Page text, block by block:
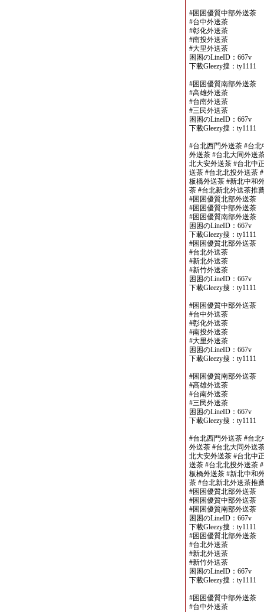
#困困優質中部外送茶
#台中外送茶
#彰化外送茶
#南投外送茶
#大里外送茶
困困のLineID：667v
下載Gleezy搜：ty1111
#困困優質南部外送茶
#高雄外送茶
#台南外送茶
#三民外送茶
困困のLineID：667v
下載Gleezy搜：ty1111
#台北西門外送茶 #台
外送茶 #台北大同外送
北大安外送茶 #台北中
送茶 #台北北投外送茶
板橋外送茶 #新北中和
茶 #台北新北外送茶推
#困困優質北部外送茶
#困困優質中部外送茶
#困困優質南部外送茶
困困のLineID：667v
下載Gleezy搜：ty1111
#困困優質北部外送茶
#台北外送茶
#新北外送茶
#新竹外送茶
困困のLineID：667v
下載Gleezy搜：ty1111
#困困優質中部外送茶
#台中外送茶
#彰化外送茶
#南投外送茶
#大里外送茶
困困のLineID：667v
下載Gleezy搜：ty1111
#困困優質南部外送茶
#高雄外送茶
#台南外送茶
#三民外送茶
困困のLineID：667v
下載Gleezy搜：ty1111
#台北西門外送茶 #台
外送茶 #台北大同外送
北大安外送茶 #台北中
送茶 #台北北投外送茶
板橋外送茶 #新北中和
茶 #台北新北外送茶推
#困困優質北部外送茶
#困困優質中部外送茶
#困困優質南部外送茶
困困のLineID：667v
下載Gleezy搜：ty1111
#困困優質北部外送茶
#台北外送茶
#新北外送茶
#新竹外送茶
困困のLineID：667v
下載Gleezy搜：ty1111
#困困優質中部外送茶
#台中外送茶